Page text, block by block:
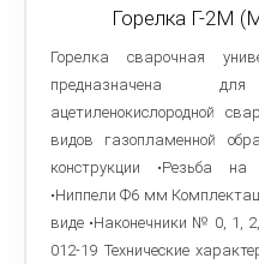
Горелка Г-2М
Горелка сварочная
предназначена
ацетиленокислородной
видов газопламенной
конструкции •Резьба
•Ниппели Ф6 мм
виде •Наконечники № 0, 1,
012-19 Технические